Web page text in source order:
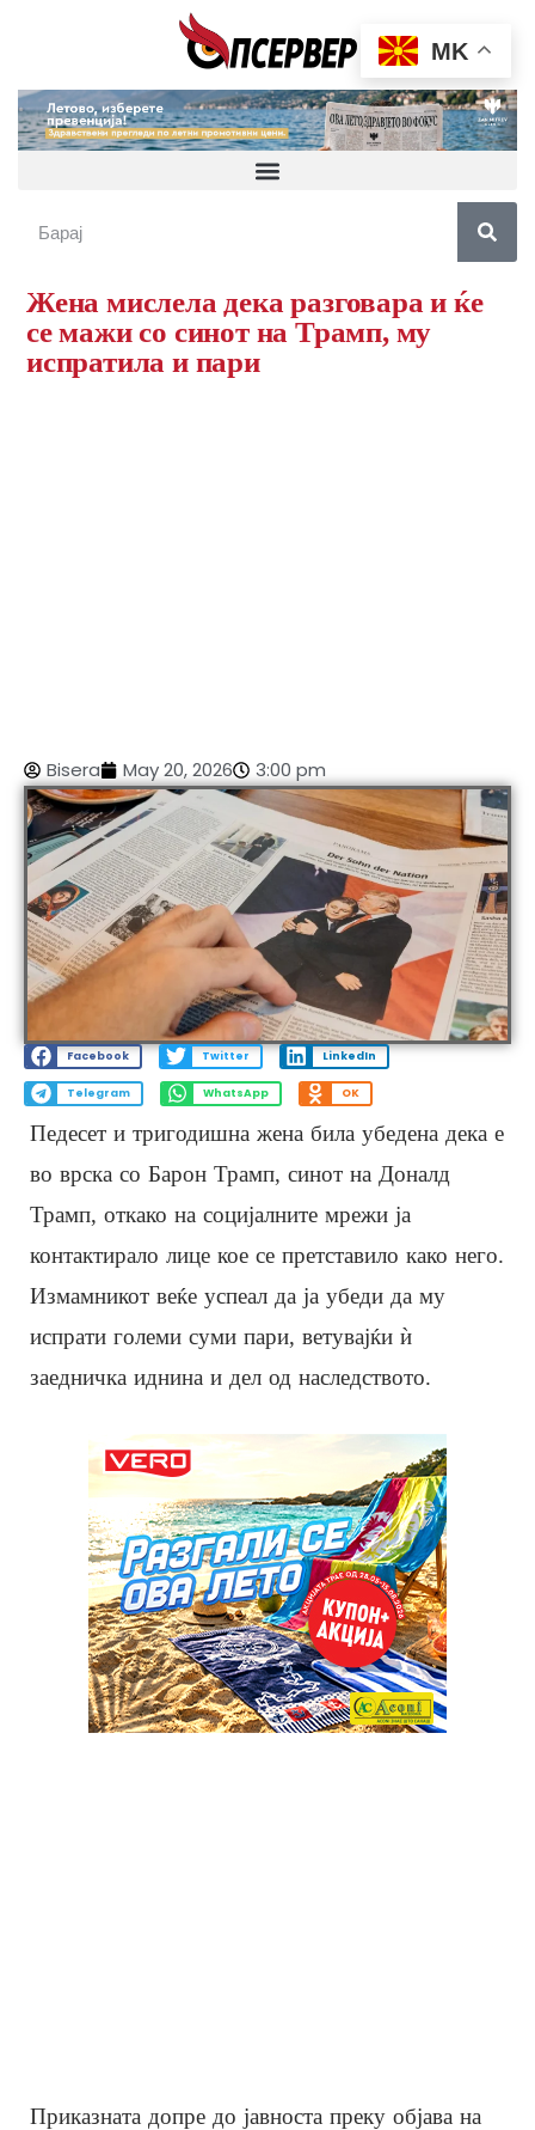
Жена мислела дека разговара и ќе
се мажи со синот на Трамп, му
испратила и пари
Bisera May 20, 2026 3:00 pm
Facebook Twitter LinkedIn
Telegram WhatsApp OK
Педесет и тригодишна жена била убедена дека е
во врска со Барон Трамп, синот на Доналд
Трамп, откако на социјалните мрежи ја
контактирало лице кое се претставило како него.
Измамникот веќе успеал да ја убеди да му
испрати големи суми пари, ветувајќи ѝ
заедничка иднина и дел од наследството.
Приказната допре до јавноста преку објава на
MK